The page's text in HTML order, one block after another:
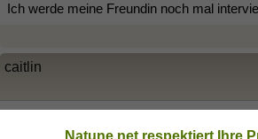
Ich werde meine Freundin noch mal
caitlin